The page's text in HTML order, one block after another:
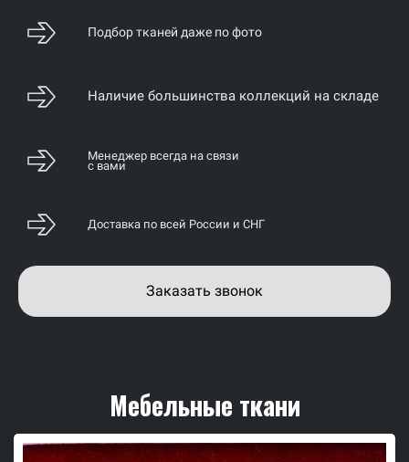
Подбор тканей даже по фото
Наличие большинства коллекций на складе
Менеджер всегда на связи
с вами
Доставка по всей России и СНГ
Заказать звонок
Мебельные ткани